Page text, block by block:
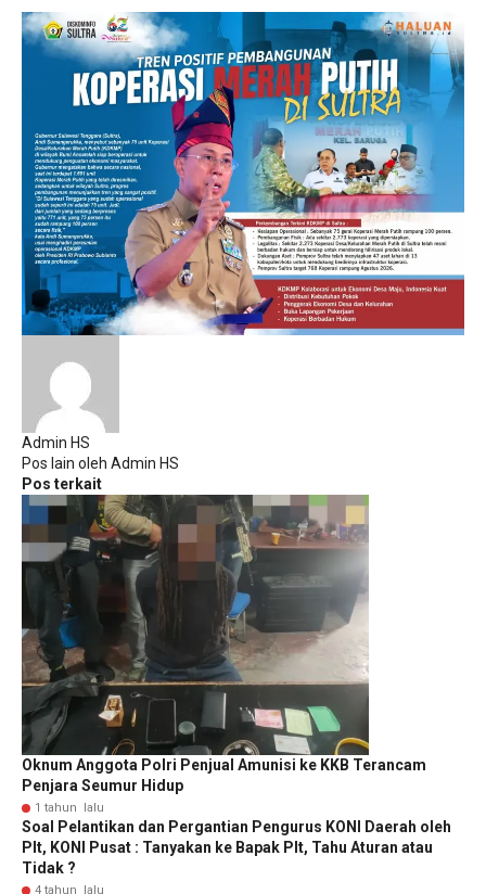
Admin HS
Pos lain oleh Admin HS
Pos terkait
Oknum Anggota Polri Penjual Amunisi ke KKB Terancam
Penjara Seumur Hidup
1 tahun lalu
Soal Pelantikan dan Pergantian Pengurus KONI Daerah oleh
Plt, KONI Pusat : Tanyakan ke Bapak Plt, Tahu Aturan atau
Tidak ?
4 tahun lalu